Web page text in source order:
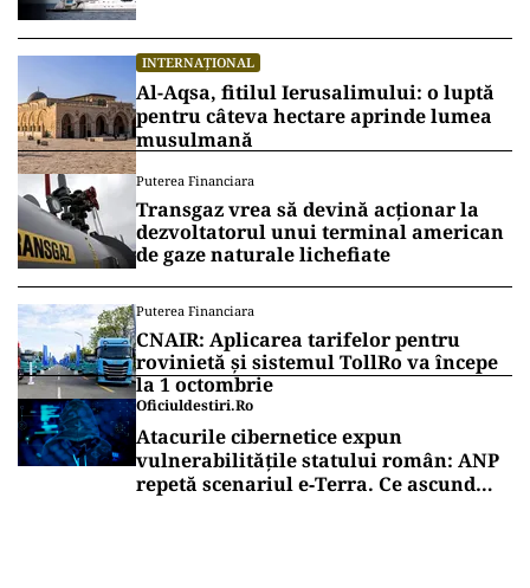
INTERNAȚIONAL
Al-Aqsa, fitilul Ierusalimului: o luptă
pentru câteva hectare aprinde lumea
musulmană
Puterea Financiara
Transgaz vrea să devină acționar la
dezvoltatorul unui terminal american
de gaze naturale lichefiate
Puterea Financiara
CNAIR: Aplicarea tarifelor pentru
rovinietă și sistemul TollRo va începe
la 1 octombrie
Oficiuldestiri.ro
Atacurile cibernetice expun
vulnerabilitățile statului român: ANP
repetă scenariul e‑Terra. Ce ascund